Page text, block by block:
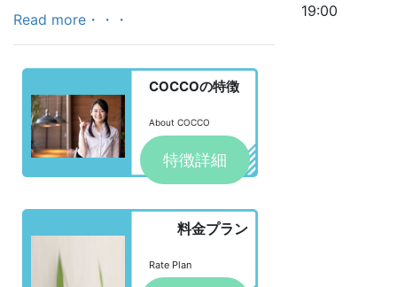
Read more・・・
COCCOの特徴
About COCCO
特徴詳細
料金プラン
Rate Plan
19:00